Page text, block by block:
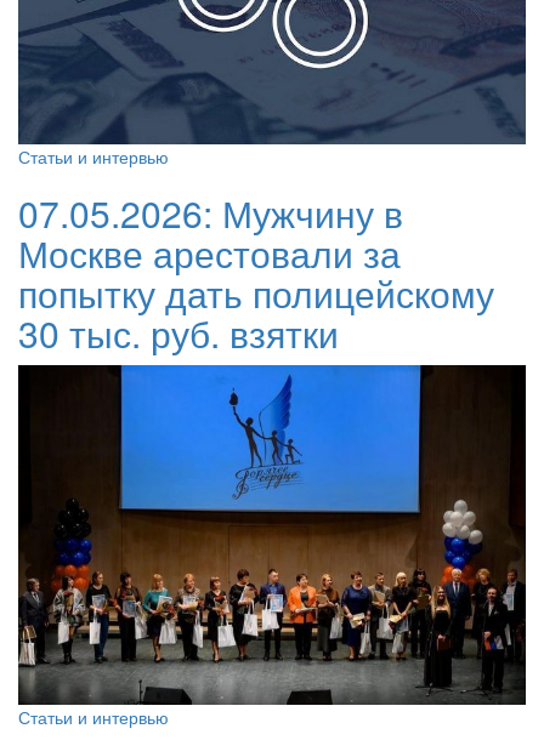
Статьи и интервью
07.05.2026: Мужчину в
Москве арестовали за
попытку дать полицейскому
30 тыс. руб. взятки
Статьи и интервью